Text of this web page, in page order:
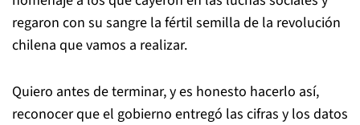
regaron con su sangre la fértil semilla de la revolución
chilena que vamos a realizar.
Quiero antes de terminar, y es honesto hacerlo así,
reconocer que el gobierno entregó las cifras y los datos